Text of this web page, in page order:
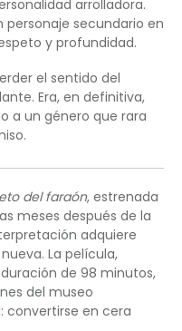
arrolladora.
secundario en
y profundidad.
el sentido del
Era, en definitiva,
a un género que rara
del faraón, estrenada
meses después de la
adquiere
La película,
de 98 minutos,
del museo
convertirse en cera